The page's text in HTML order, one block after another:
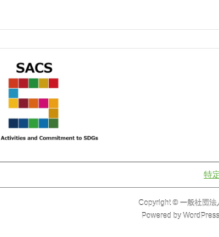
特
Copyright © 一般社団法
Powered by WordPress